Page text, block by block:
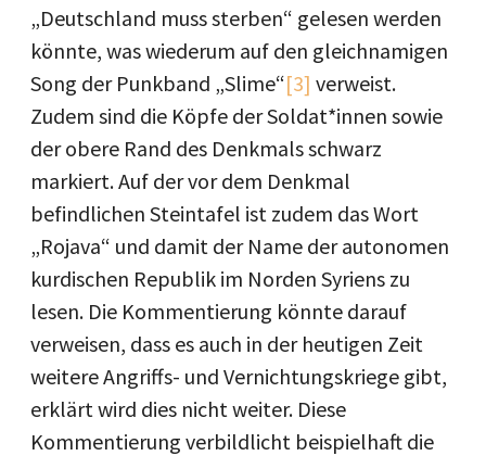
„Deutschland muss sterben“ gelesen werden
könnte, was wiederum auf den gleichnamigen
Song der Punkband „Slime“[3] verweist.
Zudem sind die Köpfe der Soldat*innen sowie
der obere Rand des Denkmals schwarz
markiert. Auf der vor dem Denkmal
befindlichen Steintafel ist zudem das Wort
„Rojava“ und damit der Name der autonomen
kurdischen Republik im Norden Syriens zu
lesen. Die Kommentierung könnte darauf
verweisen, dass es auch in der heutigen Zeit
weitere Angriffs- und Vernichtungskriege gibt,
erklärt wird dies nicht weiter. Diese
Kommentierung verbildlicht beispielhaft die